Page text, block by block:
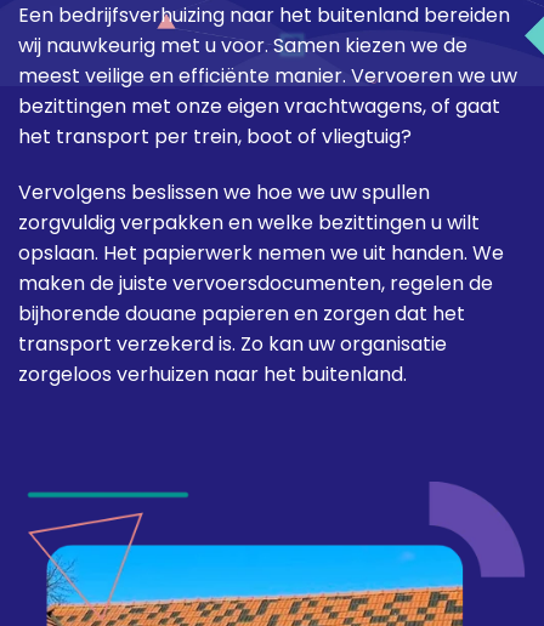
Een bedrijfsverhuizing naar het buitenland bereiden
wij nauwkeurig met u voor. Samen kiezen we de
meest veilige en efficiënte manier. Vervoeren we uw
bezittingen met onze eigen vrachtwagens, of gaat
het transport per trein, boot of vliegtuig?
Vervolgens beslissen we hoe we uw spullen
zorgvuldig verpakken en welke bezittingen u wilt
opslaan. Het papierwerk nemen we uit handen. We
maken de juiste vervoersdocumenten, regelen de
bijhorende douane papieren en zorgen dat het
transport verzekerd is. Zo kan uw organisatie
zorgeloos verhuizen naar het buitenland.